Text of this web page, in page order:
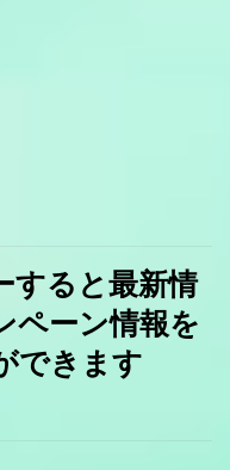
ると最新情
ペーン情報を
できます